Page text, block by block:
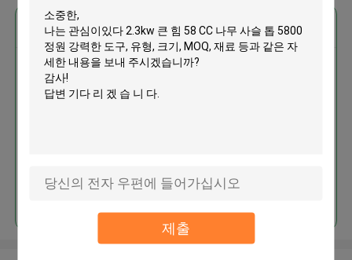
제출
가장 저렴 한 가격 으로
2.3kw 큰 힘 58 CC 나무 사슬 톱
5800 정원 강력한 도구
계속하다